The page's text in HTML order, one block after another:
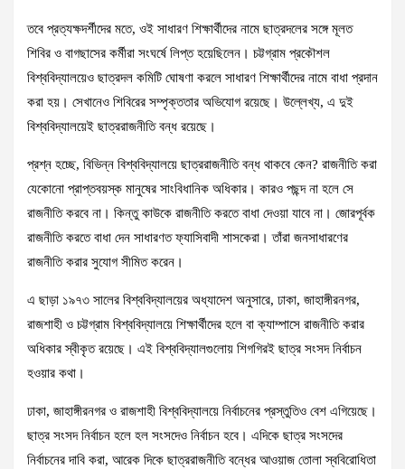
তবে প্রত্যক্ষদর্শীদের মতে, ওই সাধারণ শিক্ষার্থীদের নামে ছাত্রদলের সঙ্গে মূলত
শিবির ও বাগছাসের কর্মীরা সংঘর্ষে লিপ্ত হয়েছিলেন। চট্টগ্রাম প্রকৌশল
বিশ্ববিদ্যালয়েও ছাত্রদল কমিটি ঘোষণা করলে সাধারণ শিক্ষার্থীদের নামে বাধা প্রদান
করা হয়। সেখানেও শিবিরের সম্পৃক্ততার অভিযোগ রয়েছে। উল্লেখ্য, এ দুই
বিশ্ববিদ্যালয়েই ছাত্ররাজনীতি বন্ধ রয়েছে।
প্রশ্ন হচ্ছে, বিভিন্ন বিশ্ববিদ্যালয়ে ছাত্ররাজনীতি বন্ধ থাকবে কেন? রাজনীতি করা
যেকোনো প্রাপ্তবয়স্ক মানুষের সাংবিধানিক অধিকার। কারও পছন্দ না হলে সে
রাজনীতি করবে না। কিন্তু কাউকে রাজনীতি করতে বাধা দেওয়া যাবে না। জোরপূর্বক
রাজনীতি করতে বাধা দেন সাধারণত ফ্যাসিবাদী শাসকেরা। তাঁরা জনসাধারণের
রাজনীতি করার সুযোগ সীমিত করেন।
এ ছাড়া ১৯৭৩ সালের বিশ্ববিদ্যালয়ের অধ্যাদেশ অনুসারে, ঢাকা, জাহাঙ্গীরনগর,
রাজশাহী ও চট্টগ্রাম বিশ্ববিদ্যালয়ে শিক্ষার্থীদের হলে বা ক্যাম্পাসে রাজনীতি করার
অধিকার স্বীকৃত রয়েছে। এই বিশ্ববিদ্যালগুলোয় শিগগিরই ছাত্র সংসদ নির্বাচন
হওয়ার কথা।
ঢাকা, জাহাঙ্গীরনগর ও রাজশাহী বিশ্ববিদ্যালয়ে নির্বাচনের প্রস্তুতিও বেশ এগিয়েছে।
ছাত্র সংসদ নির্বাচন হলে হল সংসদেও নির্বাচন হবে। এদিকে ছাত্র সংসদের
নির্বাচনের দাবি করা, আরেক দিকে ছাত্ররাজনীতি বন্ধের আওয়াজ তোলা স্ববিরোধিতা